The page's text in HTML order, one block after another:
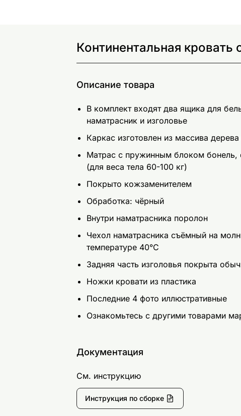
Континентальная
Описание товара
В комплект входят два ящика для
наматрасник и изголовье
Каркас изготовлен из массива
Матрас с пружинным блоком бонель,
(для веса тела 60-100 кг)
Покрыто кожзаменителем
Обработка: чёрный
Внутри наматрасника поролон
Чехол наматрасника съёмный на
температуре 40°C
Задняя часть изголовья покрыта
Ножки кровати из пластика
Последние 4 фото иллюстративные
Ознакомьтесь с другими товарами
Документация
См. инструкцию
Инструкция по сборке